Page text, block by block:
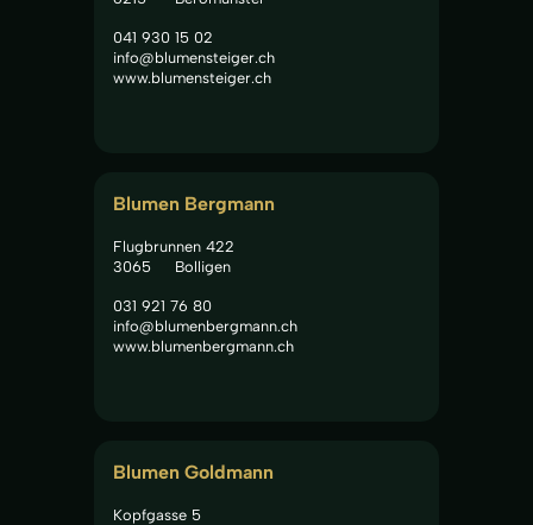
041 930 15 02
info@blumensteiger.ch
www.blumensteiger.ch
Blumen Bergmann
Flugbrunnen 422
3065
Bolligen
031 921 76 80
info@blumenbergmann.ch
www.blumenbergmann.ch
Blumen Goldmann
Kopfgasse 5